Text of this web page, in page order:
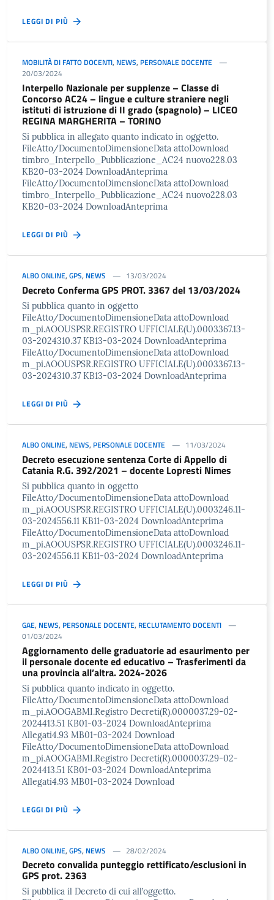
LEGGI DI PIÙ
MOBILITÀ DI FATTO DOCENTI, NEWS, PERSONALE DOCENTE
20/03/2024
Interpello Nazionale per supplenze – Classe di
Concorso AC24 – lingue e culture straniere negli
istituti di istruzione di II grado (spagnolo) – LICEO
REGINA MARGHERITA – TORINO
Si pubblica in allegato quanto indicato in oggetto.
FileAtto/DocumentoDimensioneData attoDownload
timbro_Interpello_Pubblicazione_AC24 nuovo228.03
KB20-03-2024 DownloadAnteprima
FileAtto/DocumentoDimensioneData attoDownload
timbro_Interpello_Pubblicazione_AC24 nuovo228.03
KB20-03-2024 DownloadAnteprima
LEGGI DI PIÙ
ALBO ONLINE, GPS, NEWS 13/03/2024
Decreto Conferma GPS PROT. 3367 del 13/03/2024
Si pubblica quanto in oggetto
FileAtto/DocumentoDimensioneData attoDownload
m_pi.AOOUSPSR.REGISTRO UFFICIALE(U).0003367.13-
03-2024310.37 KB13-03-2024 DownloadAnteprima
FileAtto/DocumentoDimensioneData attoDownload
m_pi.AOOUSPSR.REGISTRO UFFICIALE(U).0003367.13-
03-2024310.37 KB13-03-2024 DownloadAnteprima
LEGGI DI PIÙ
ALBO ONLINE, NEWS, PERSONALE DOCENTE 11/03/2024
Decreto esecuzione sentenza Corte di Appello di
Catania R.G. 392/2021 – docente Lopresti Nimes
Si pubblica quanto in oggetto
FileAtto/DocumentoDimensioneData attoDownload
m_pi.AOOUSPSR.REGISTRO UFFICIALE(U).0003246.11-
03-2024556.11 KB11-03-2024 DownloadAnteprima
FileAtto/DocumentoDimensioneData attoDownload
m_pi.AOOUSPSR.REGISTRO UFFICIALE(U).0003246.11-
03-2024556.11 KB11-03-2024 DownloadAnteprima
LEGGI DI PIÙ
GAE, NEWS, PERSONALE DOCENTE, RECLUTAMENTO DOCENTI
01/03/2024
Aggiornamento delle graduatorie ad esaurimento per
il personale docente ed educativo – Trasferimenti da
una provincia all’altra. 2024-2026
Si pubblica quanto indicato in oggetto.
FileAtto/DocumentoDimensioneData attoDownload
m_pi.AOOGABMI.Registro Decreti(R).0000037.29-02-
2024413.51 KB01-03-2024 DownloadAnteprima
Allegati4.93 MB01-03-2024 Download
FileAtto/DocumentoDimensioneData attoDownload
m_pi.AOOGABMI.Registro Decreti(R).0000037.29-02-
2024413.51 KB01-03-2024 DownloadAnteprima
Allegati4.93 MB01-03-2024 Download
LEGGI DI PIÙ
ALBO ONLINE, GPS, NEWS 28/02/2024
Decreto convalida punteggio rettificato/esclusioni in
GPS prot. 2363
Si pubblica il Decreto di cui all’oggetto.